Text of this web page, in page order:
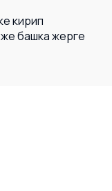
кирип
башка жерге